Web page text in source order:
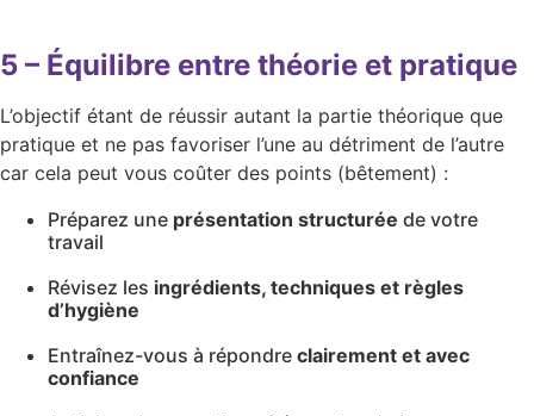
5 – Équilibre entre théorie et pratique
L’objectif étant de réussir autant la partie théorique que
pratique et ne pas favoriser l’une au détriment de l’autre
car cela peut vous coûter des points (bêtement) :
Préparez une présentation structurée de votre
travail
Révisez les ingrédients, techniques et règles
d’hygiène
Entraînez-vous à répondre clairement et avec
confiance